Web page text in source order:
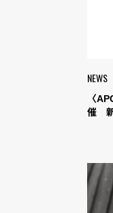
NEWS
〈
催 新